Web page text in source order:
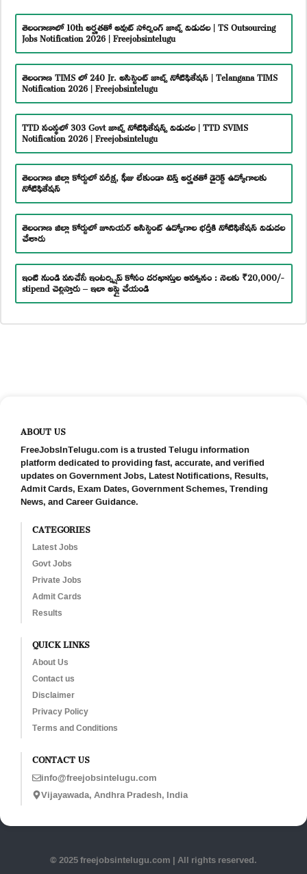
తెలంగాణాలో 10th అర్హతతో అవుట్ సోర్సింగ్ జాబ్స్ విడుదల | TS Outsourcing
Jobs Notification 2026 | Freejobsintelugu
తెలంగాణ TIMS లో 240 Jr. అసిస్టెంట్ జాబ్స్ నోటిఫికేషన్ | Telangana TIMS
Notification 2026 | Freejobsintelugu
TTD సంస్థలో 303 Govt జాబ్స్ నోటిఫికేషన్స్ విడుదల | TTD SVIMS
Notification 2026 | Freejobsintelugu
తెలంగాణ జిల్లా కోర్టులో పరీక్ష, ఫీజు లేకుండా టెన్త్ అర్హతతో డైరెక్ట్ ఉద్యోగాలకు
నోటిఫికేషన్
తెలంగాణ జిల్లా కోర్టులో జూనియర్ అసిస్టెంట్ ఉద్యోగాల భర్తీకి నోటిఫికేషన్ విడుదల
చేశారు
ఇంటి నుండి పనిచేసే ఇంటర్న్షిప్ కోసం దరఖాస్తుల ఆహ్వానం : నెలకు ₹20,000/-
stipend చెల్లిస్తారు – ఇలా అప్లై చేయండి
ABOUT US
FreeJobsInTelugu.com is a trusted Telugu information
platform dedicated to providing fast, accurate, and verified
updates on Government Jobs, Latest Notifications, Results,
Admit Cards, Exam Dates, Government Schemes, Trending
News, and Career Guidance.
CATEGORIES
Latest Jobs
Govt Jobs
Private Jobs
Admit Cards
Results
QUICK LINKS
About Us
Contact us
Disclaimer
Privacy Policy
Terms and Conditions
CONTACT US
info@freejobsintelugu.com
Vijayawada, Andhra Pradesh, India
© 2025 freejobsintelugu.com | All rights reserved.